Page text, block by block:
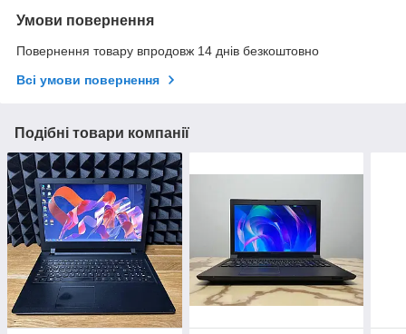
Умови повернення
Повернення товару впродовж 14 днів безкоштовно
Всі умови повернення
Подібні товари компанії